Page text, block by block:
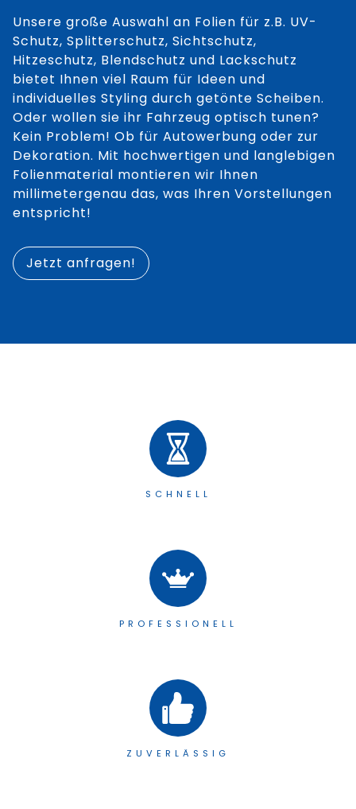
LEISTUNGEN
GLASREPERATUREN
FAHRZEUG-FOLIERUNG
AUTOGLASEREI
FAHRZEUGBESCHRIFTUNGEN
SERVICE
VERSICHERUNGSINFO
Unsere große Auswahl an Folien für z.B. UV-
Schutz, Splitterschutz, Sichtschutz,
Hitzeschutz, Blendschutz und Lackschutz
bietet Ihnen viel Raum für Ideen und
individuelles Styling durch getönte Scheiben.
Oder wollen sie ihr Fahrzeug optisch tunen?
Kein Problem! Ob für Autowerbung oder zur
Dekoration. Mit hochwertigen und langlebigen
Folienmaterial montieren wir Ihnen
millimetergenau das, was Ihren Vorstellungen
entspricht!
Jetzt anfragen!
SCHNELL
PROFESSIONELL
ZUVERLÄSSIG